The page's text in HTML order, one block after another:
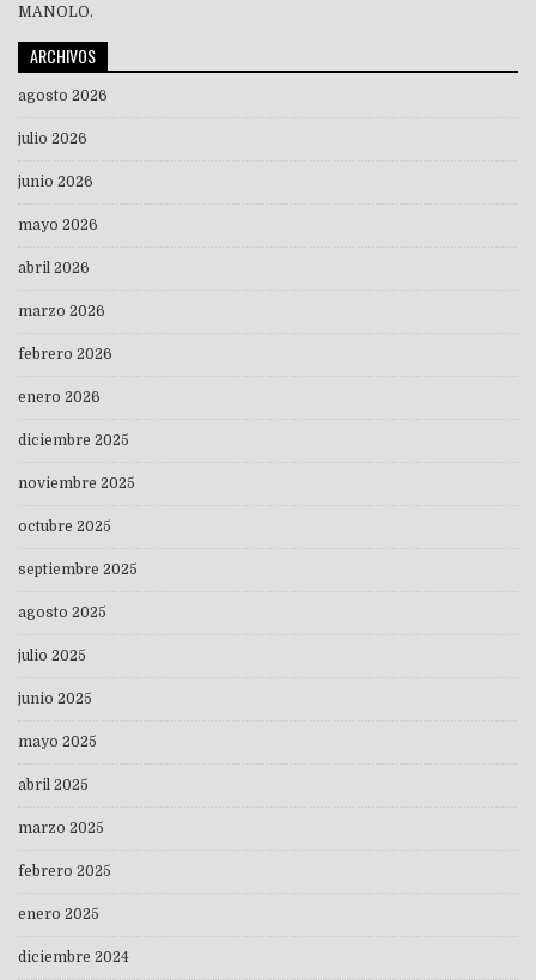
MANOLO.
ARCHIVOS
agosto 2026
julio 2026
junio 2026
mayo 2026
abril 2026
marzo 2026
febrero 2026
enero 2026
diciembre 2025
noviembre 2025
octubre 2025
septiembre 2025
agosto 2025
julio 2025
junio 2025
mayo 2025
abril 2025
marzo 2025
febrero 2025
enero 2025
diciembre 2024